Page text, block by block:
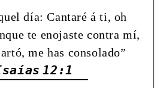
día: Cantaré á ti, oh
te enojaste contra mí,
me has consolado”
12:1